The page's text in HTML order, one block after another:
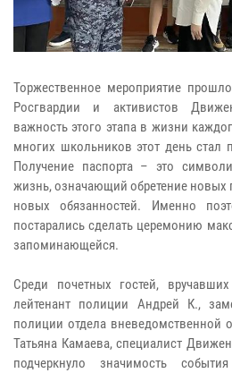
Торжественное мероприятие
Росгвардии и активистов
важность этого этапа в жизни
многих школьников этот день стал
Получение паспорта – это
жизнь, означающий обретение новых
новых обязанностей. Именно
постарались сделать церемонию
запоминающейся.
Среди почетных гостей,
лейтенант полиции Андрей К.,
полиции отдела вневедомственной
Татьяна Камаева, специалист
подчеркнуло значимость